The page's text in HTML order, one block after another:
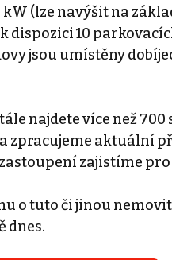
kW (lze navýšit na
dispozici 10
jsou umístěny
najdete více než 700
zpracujeme aktuální
zajistíme
o tuto či jinou
dnes.